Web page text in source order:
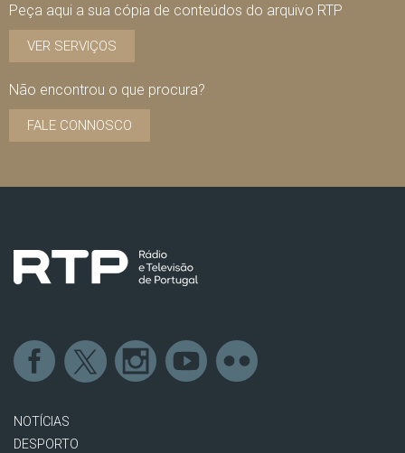
Peça aqui a sua cópia de conteúdos do arquivo RTP
VER SERVIÇOS
Não encontrou o que procura?
FALE CONNOSCO
NOTÍCIAS
DESPORTO